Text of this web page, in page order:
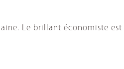
Le brillant économiste est